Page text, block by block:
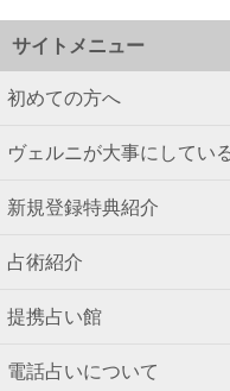
サイトメニュー
初めての方へ
ヴェルニが大事にしてい
新規登録特典紹介
占術紹介
提携占い館
電話占いについて